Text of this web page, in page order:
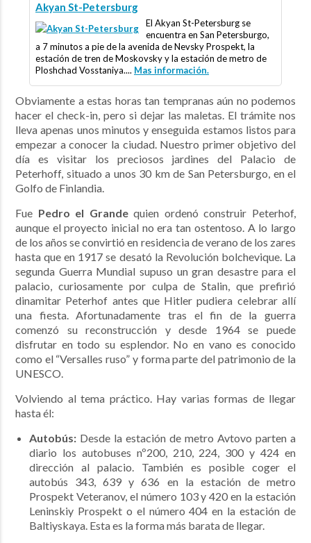
Akyan St-Petersburg
El Akyan St-Petersburg se
encuentra en San Petersburgo,
a 7 minutos a pie de la avenida de Nevsky Prospekt, la
estación de tren de Moskovsky y la estación de metro de
Ploshchad Vosstaniya.... Mas información.
Obviamente a estas horas tan tempranas aún no podemos
hacer el check-in, pero si dejar las maletas. El trámite nos
lleva apenas unos minutos y enseguida estamos listos para
empezar a conocer la ciudad. Nuestro primer objetivo del
día es visitar los preciosos jardines del Palacio de
Peterhoff, situado a unos 30 km de San Petersburgo, en el
Golfo de Finlandia.
Fue Pedro el Grandequien ordenó construir Peterhof,
aunque el proyecto inicial no era tan ostentoso. A lo largo
de los años se convirtió en residencia de verano de los zares
hasta que en 1917 se desató la Revolución bolchevique. La
segunda Guerra Mundial supuso un gran desastre para el
palacio, curiosamente por culpa de Stalin, que prefirió
dinamitar Peterhof antes que Hitler pudiera celebrar allí
una fiesta. Afortunadamente tras el fin de la guerra
comenzó su reconstrucción y desde 1964 se puede
disfrutar en todo su esplendor. No en vano es conocido
como el “Versalles ruso” y forma parte del patrimonio de la
UNESCO.
Volviendo al tema práctico. Hay varias formas de llegar
hasta él:
Autobús: Desde la estación de metro Avtovo parten a
diario los autobuses nº200, 210, 224, 300 y 424 en
dirección al palacio. También es posible coger el
autobús 343, 639 y 636 en la estación de metro
Prospekt Veteranov, el número 103 y 420 en la estación
Leninskiy Prospekt o el número 404 en la estación de
Baltiyskaya. Esta es la forma más barata de llegar.